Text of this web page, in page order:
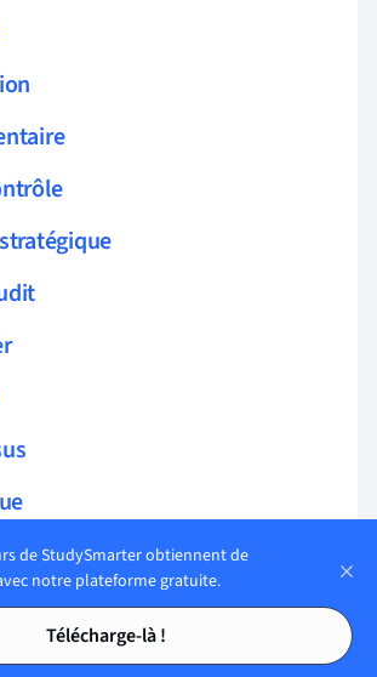
Tables des matières
Tables des matières
de StudySmarter obtiennent de
notre plateforme gratuite.
Télécharge-là !